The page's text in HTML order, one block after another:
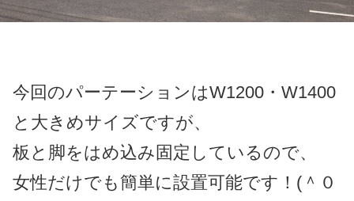
今回のパーテーションはW1200・W1400
と大きめサイズですが、
板と脚をはめ込み固定しているので、
女性だけでも簡単に設置可能です！(＾０